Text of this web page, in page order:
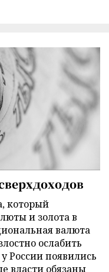
который
и золота в
валюта
ослабить
России появились
власти обязаны